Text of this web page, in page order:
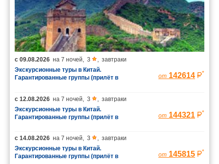
с 09.08.2026 на 7 ночей, 3 , завтраки
Экскурсионные туры в Китай.
Гарантированные группы (прилёт в
от 142614 *
с 12.08.2026 на 7 ночей, 3 , завтраки
Экскурсионные туры в Китай.
Гарантированные группы (прилёт в
от 144321 *
с 14.08.2026 на 7 ночей, 3 , завтраки
Экскурсионные туры в Китай.
Гарантированные группы (прилёт в
от 145815 *